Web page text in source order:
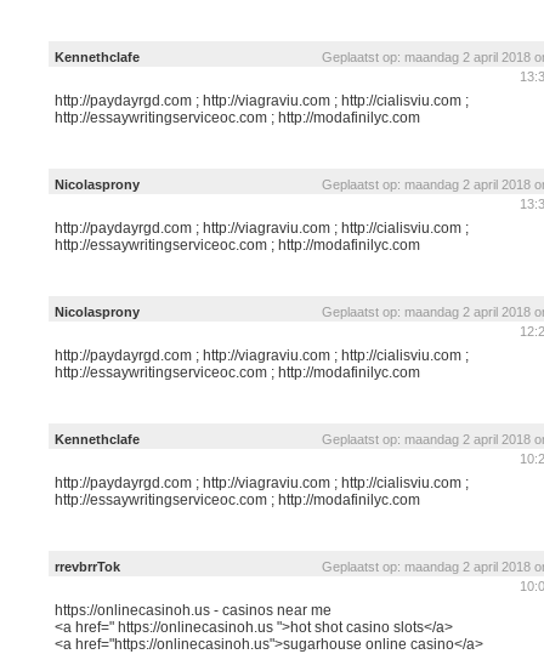
Kennethclafe
Geplaatst op: maandag 2 april 2018
http://paydayrgd.com ; http://viagraviu.com ; http://cialisviu.com ;
http://essaywritingserviceoc.com ; http://modafinilyc.com
Nicolasprony
Geplaatst op: maandag 2 april 2018
http://paydayrgd.com ; http://viagraviu.com ; http://cialisviu.com ;
http://essaywritingserviceoc.com ; http://modafinilyc.com
Nicolasprony
Geplaatst op: maandag 2 april 2018
http://paydayrgd.com ; http://viagraviu.com ; http://cialisviu.com ;
http://essaywritingserviceoc.com ; http://modafinilyc.com
Kennethclafe
Geplaatst op: maandag 2 april 2018
http://paydayrgd.com ; http://viagraviu.com ; http://cialisviu.com ;
http://essaywritingserviceoc.com ; http://modafinilyc.com
rrevbrrTok
Geplaatst op: maandag 2 april 2018
https://onlinecasinoh.us - casinos near me
<a href=" https://onlinecasinoh.us ">hot shot casino slots</a>
<a href="https://onlinecasinoh.us">sugarhouse online casino</a>